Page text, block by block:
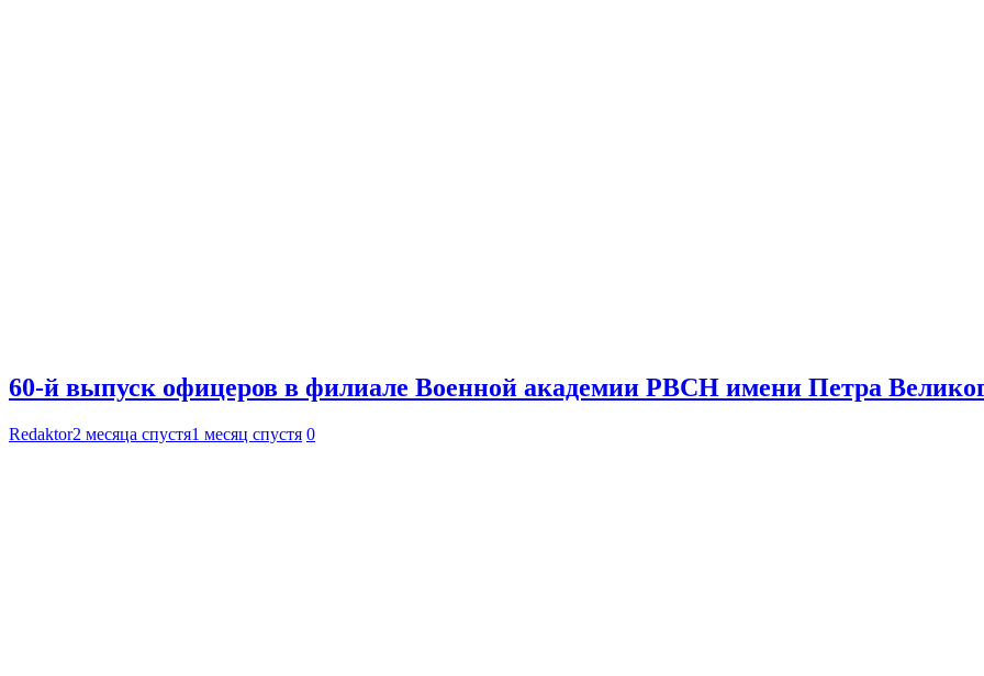
60-й выпуск офицеров в филиале Военной академии РВСН имени Петра
Redaktor2 месяца спустя1 месяц спустя 0